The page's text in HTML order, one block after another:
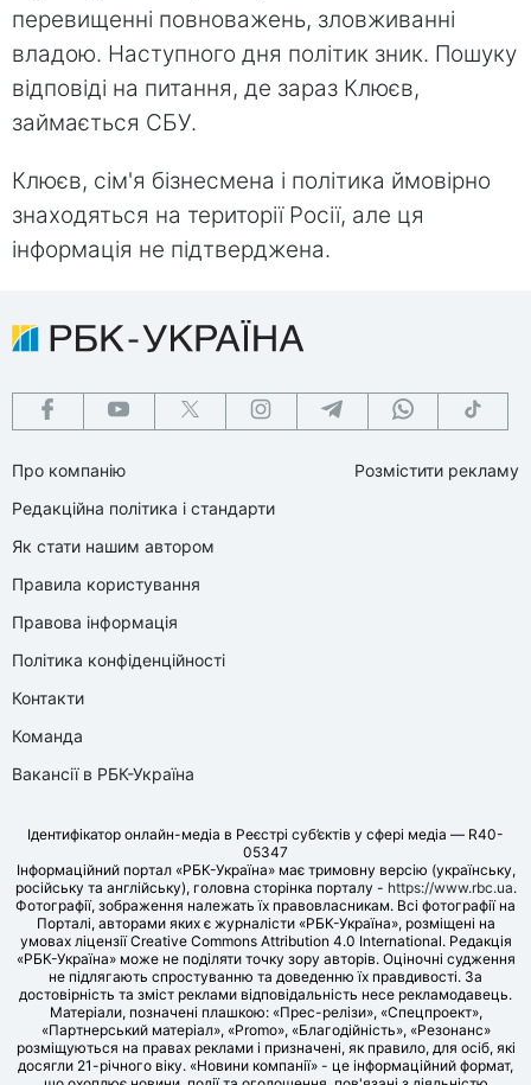
перевищенні повноважень, зловживанні
владою. Наступного дня політик зник. Пошуку
відповіді на питання, де зараз Клюєв,
займається СБУ.
Клюєв, сім'я бізнесмена і політика ймовірно
знаходяться на території Росії, але ця
інформація не підтверджена.
Про компанію
Редакційна політика і стандарти
Як стати нашим автором
Правила користування
Правова інформація
Політика конфіденційності
Контакти
Команда
Вакансії в РБК-Україна
Розмістити рекламу
Ідентифікатор онлайн-медіа в Реєстрі суб’єктів у сфері медіа — R40-
05347
Інформаційний портал «РБК-Україна» має тримовну версію (українську,
російську та англійську), головна сторінка порталу - https://www.rbc.ua.
Фотографії, зображення належать їх правовласникам. Всі фотографії на
Порталі, авторами яких є журналісти «РБК-Україна», розміщені на
умовах ліцензії Creative Commons Attribution 4.0 International. Редакція
«РБК-Україна» може не поділяти точку зору авторів. Оціночні судження
не підлягають спростуванню та доведенню їх правдивості. За
достовірність та зміст реклами відповідальність несе рекламодавець.
Матеріали, позначені плашкою: «Прес-релізи», «Спецпроект»,
«Партнерський матеріал», «Promo», «Благодійність», «Резонанс»
розміщуються на правах реклами і призначені, як правило, для осіб, які
досягли 21-річного віку. «Новини компанії» - це інформаційний формат,